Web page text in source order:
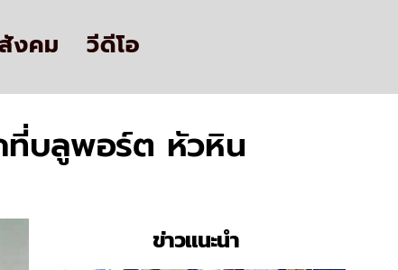
งคม วีดีโอ
ที่บลูพอร์ต หัวหิน
ข่าวแนะนำ